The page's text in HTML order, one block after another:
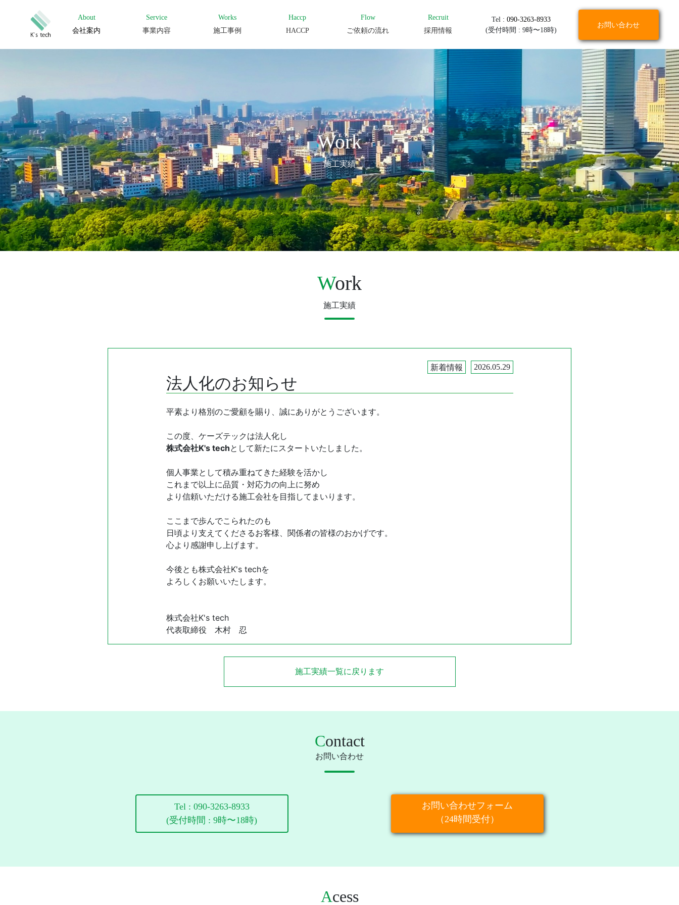
About
会社案内
Service
事業内容
Works
施工事例
Haccp
HACCP
Flow
ご依頼の流れ
Recruit
採用情報
Tel : 090-3263-8933
(受付時間 : 9時〜18時)
お問い合わせ
Work
施工実績
Work
施工実績
新着情報 2026.05.29
法人化のお知らせ
平素より格別のご愛顧を賜り、誠にありがとうございます。
この度、ケーズテックは法人化し
株式会社K's techとして新たにスタートいたしました。
個人事業として積み重ねてきた経験を活かし
これまで以上に品質・対応力の向上に努め
より信頼いただける施工会社を目指してまいります。
ここまで歩んでこられたのも
日頃より支えてくださるお客様、関係者の皆様のおかげです。
心より感謝申し上げます。
今後とも株式会社K's techを
よろしくお願いいたします。
株式会社K's tech
代表取締役 木村 忍
施工実績一覧に戻ります
Contact
お問い合わせ
Tel : 090-3263-8933
(受付時間 : 9時〜18時)
お問い合わせフォーム
（24時間受付）
Acess